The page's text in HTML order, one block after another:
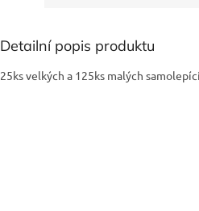
Detailní popis produktu
25ks velkých a 125ks malých